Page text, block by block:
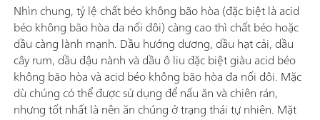
Nhìn chung, tỷ lệ chất béo không bão hòa (đặc biệt là acid
béo không bão hòa đa nối đôi) càng cao thì chất béo hoặc
dầu càng lành mạnh. Dầu hướng dương, dầu hạt cải, dầu
cây rum, dầu đậu nành và dầu ô liu đặc biệt giàu acid béo
không bão hòa và acid béo không bão hòa đa nối đôi. Mặc
dù chúng có thể được sử dụng để nấu ăn và chiên rán,
nhưng tốt nhất là nên ăn chúng ở trạng thái tự nhiên. Mặt